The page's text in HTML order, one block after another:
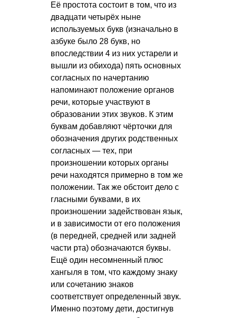
Её простота состоит в том, что из
двадцати четырёх ныне
используемых букв (изначально в
азбуке было 28 букв, но
впоследствии 4 из них устарели и
вышли из обихода) пять основных
согласных по начертанию
напоминают положение органов
речи, которые участвуют в
образовании этих звуков. К этим
буквам добавляют чёрточки для
обозначения других родственных
согласных — тех, при
произношении которых органы
речи находятся примерно в том же
положении. Так же обстоит дело с
гласными буквами, в их
произношении задействован язык,
и в зависимости от его положения
(в передней, средней или задней
части рта) обозначаются буквы.
Ещё один несомненный плюс
хангыля в том, что каждому знаку
или сочетанию знаков
соответствует определенный звук.
Именно поэтому дети, достигнув